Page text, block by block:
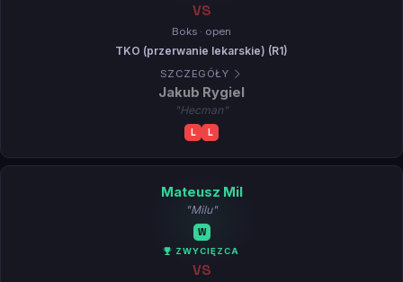
VS
Boks · open
TKO (przerwanie lekarskie) (R1)
SZCZEGÓŁY
Jakub Rygiel
"Hecman"
L L
Mateusz Mil
"Milu"
W
ZWYCIĘZCA
VS